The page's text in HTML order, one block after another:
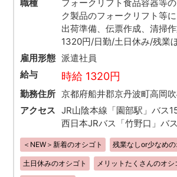
職種
フォークリフト食品容器等
ク製品のフォークリフト等に
出荷準備、伝票作成、清掃
1320円/日勤/土日休み/残業
雇用形態 派遣社員
給与
時給 1320円
勤務住所 京都府船井郡京丹波町高岡
アクセス
JR山陰本線「園部駅」バス
西日本JRバス「竹野口」バ
＜NEW＞新着のオシゴト 残業なしor少なめの
土日休みのオシゴト メリットたくさんのオシ